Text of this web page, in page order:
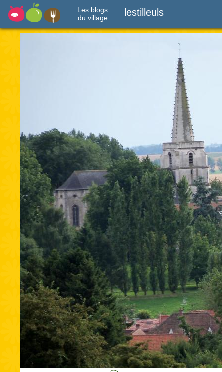
Les blogs
du village
lestilleuls